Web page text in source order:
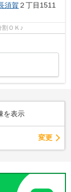
須賀 ２丁目1511
ＯＫ♪
を表示
変更